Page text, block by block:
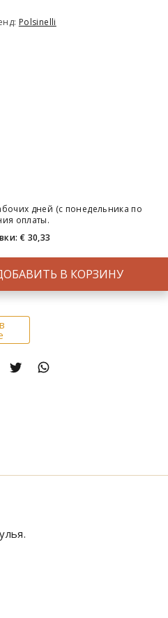
Polsinelli
дней (с понедельника по
оплаты.
€ 30,33
В КОРЗИНУ